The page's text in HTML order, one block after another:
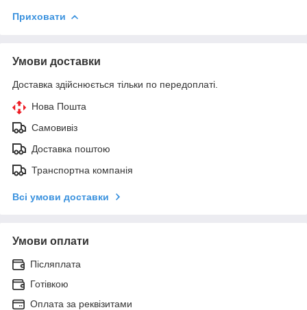
Приховати
Умови доставки
Доставка здійснюється тільки по передоплаті.
Нова Пошта
Самовивіз
Доставка поштою
Транспортна компанія
Всі умови доставки
Умови оплати
Післяплата
Готівкою
Оплата за реквізитами